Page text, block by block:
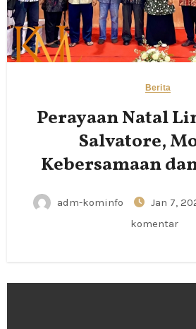
Berita
Perayaan Natal
Salvatore,
Kebersamaan
adm-kominfo Jan 7,
komentar